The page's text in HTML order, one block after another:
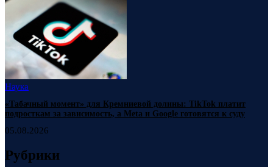
Наука
«Табачный момент» для Кремниевой долины: TikTok платит
подросткам за зависимость, а Meta и Google готовятся к суду
05.08.2026
Рубрики